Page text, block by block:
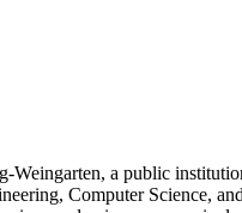
a public
Computer Science,